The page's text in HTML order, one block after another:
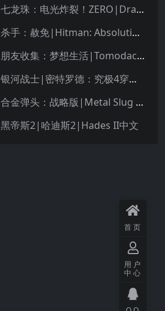
七龙珠：电光炸裂！ZERO|Dragon Ball: Sparking! Zero中文
杀手：赦免|Hitman: Absolution汉化
朋友收集：梦想生活|Tomodachi Life: Living the Dream中文
银河战士|密特罗德：究极4穿越未知|Metroid Prime 4: Beyond中文
合金弹头：战略版|Metal Slug Tactics中文
黑帝斯2|哈迪斯2|Hades II中文
首页
用户
中心